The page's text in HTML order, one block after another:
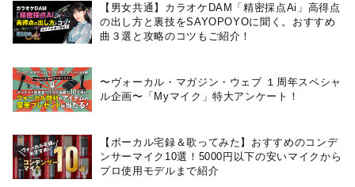
【男女共通】カラオケDAM「精密採点Ai」高得点
の出し方と裏技をSAYOPOYOに聞く。おすすめ
曲３選と攻略のコツもご紹介！
〜ヴォーカル・マガジン・ウェブ １周年スペシャ
ル企画〜「Myマイク」特大アンケート！
【ボーカル宅録＆歌ってみた】おすすめのコンデ
ンサーマイク10選！5000円以下の安いマイクから
プロ使用モデルまで紹介